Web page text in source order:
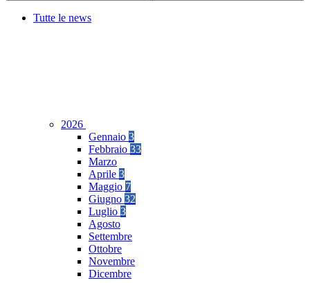
Tutte le news
2026
Gennaio 3
Febbraio 33
Marzo
Aprile 3
Maggio 7
Giugno 32
Luglio 3
Agosto
Settembre
Ottobre
Novembre
Dicembre